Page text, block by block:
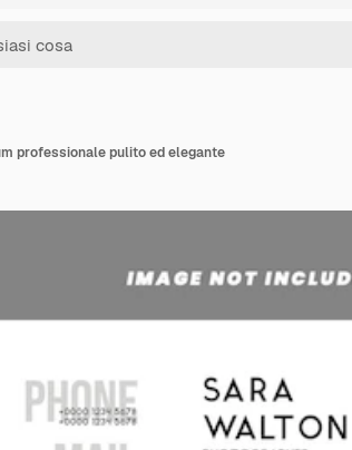
professionale pulito ed elegante